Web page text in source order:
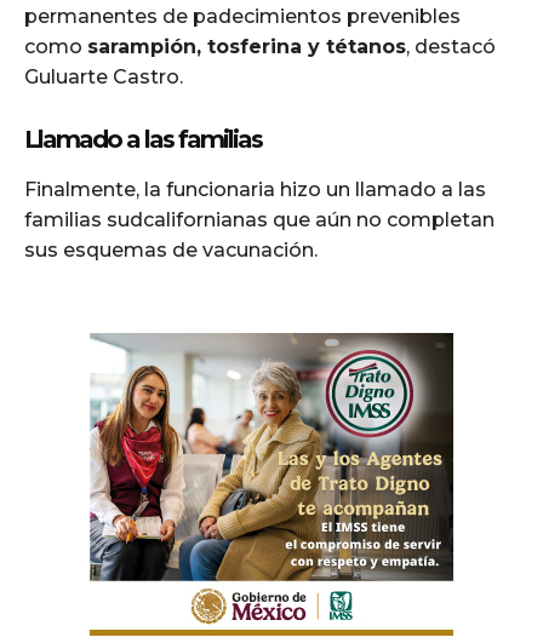
permanentes de padecimientos prevenibles
como sarampión, tosferina y tétanos, destacó
Guluarte Castro.
Llamado a las familias
Finalmente, la funcionaria hizo un llamado a las
familias sudcalifornianas que aún no completan
sus esquemas de vacunación.